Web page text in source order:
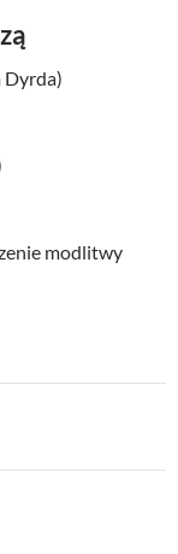
Dyrda)
modlitwy